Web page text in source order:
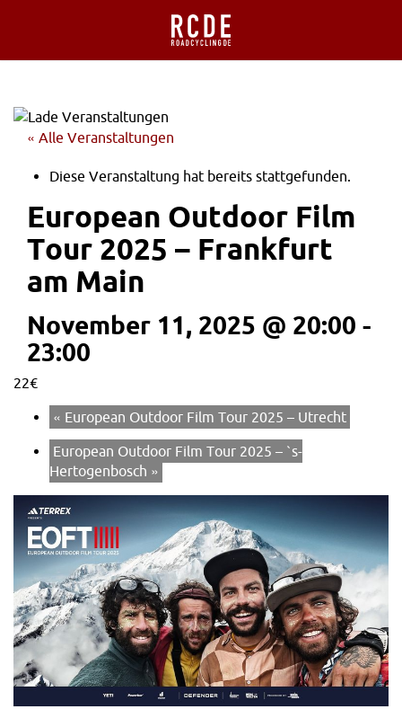
« Alle Veranstaltungen
Diese Veranstaltung hat bereits stattgefunden.
European Outdoor Film
Tour 2025 – Frankfurt
am Main
November 11, 2025 @ 20:00 -
23:00
22€
« European Outdoor Film Tour 2025 – Utrecht
European Outdoor Film Tour 2025 – `s-
Hertogenbosch »